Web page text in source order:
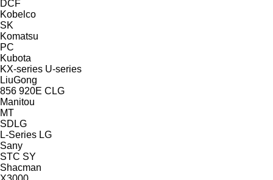
DCF
Kobelco
SK
Komatsu
PC
Kubota
KX-series U-series
LiuGong
856 920E CLG
Manitou
MT
SDLG
L-Series LG
Sany
STC SY
Shacman